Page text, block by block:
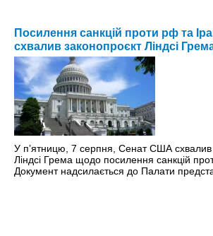
Посилення санкцій проти рф та
схвалив законопроєкт Ліндсі
У п’ятницю, 7 серпня, Сенат США схвалив
Ліндсі Грема щодо посилення санкцій
Документ надсилається до Палати